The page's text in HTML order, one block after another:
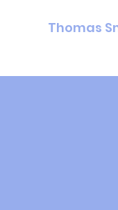
Thomas